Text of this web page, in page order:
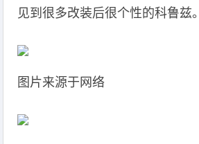
见到很多改装后很个性的科鲁兹。
图片来源于网络